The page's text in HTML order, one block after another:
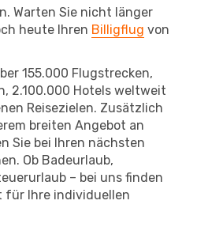
Warten Sie nicht länger
heute Ihren Billigflug von
155.000 Flugstrecken,
2.100.000 Hotels weltweit
Reisezielen. Zusätzlich
breiten Angebot an
Sie bei Ihren nächsten
Ob Badeurlaub,
– bei uns finden
für Ihre individuellen